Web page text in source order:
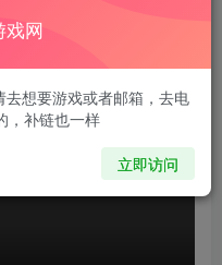
网
想要游戏或者邮箱，去电
，补链也一样
立即访问